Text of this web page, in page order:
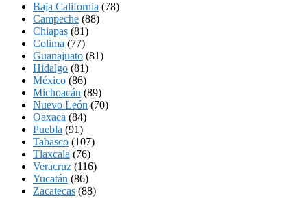
Baja California (78)
Campeche (88)
Chiapas (81)
Colima (77)
Guanajuato (81)
Hidalgo (81)
México (86)
Michoacán (89)
Nuevo León (70)
Oaxaca (84)
Puebla (91)
Tabasco (107)
Tlaxcala (76)
Veracruz (116)
Yucatán (86)
Zacatecas (88)